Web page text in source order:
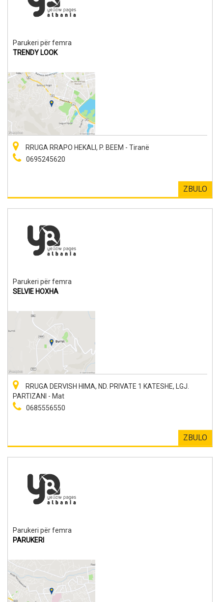
Parukeri për femra
TRENDY LOOK
RRUGA RRAPO HEKALI, P. BEEM - Tiranë
0695245620
ZBULO
Parukeri për femra
SELVIE HOXHA
RRUGA DERVISH HIMA, ND. PRIVATE 1 KATESHE, LGJ.
PARTIZANI - Mat
0685556550
ZBULO
Parukeri për femra
PARUKERI